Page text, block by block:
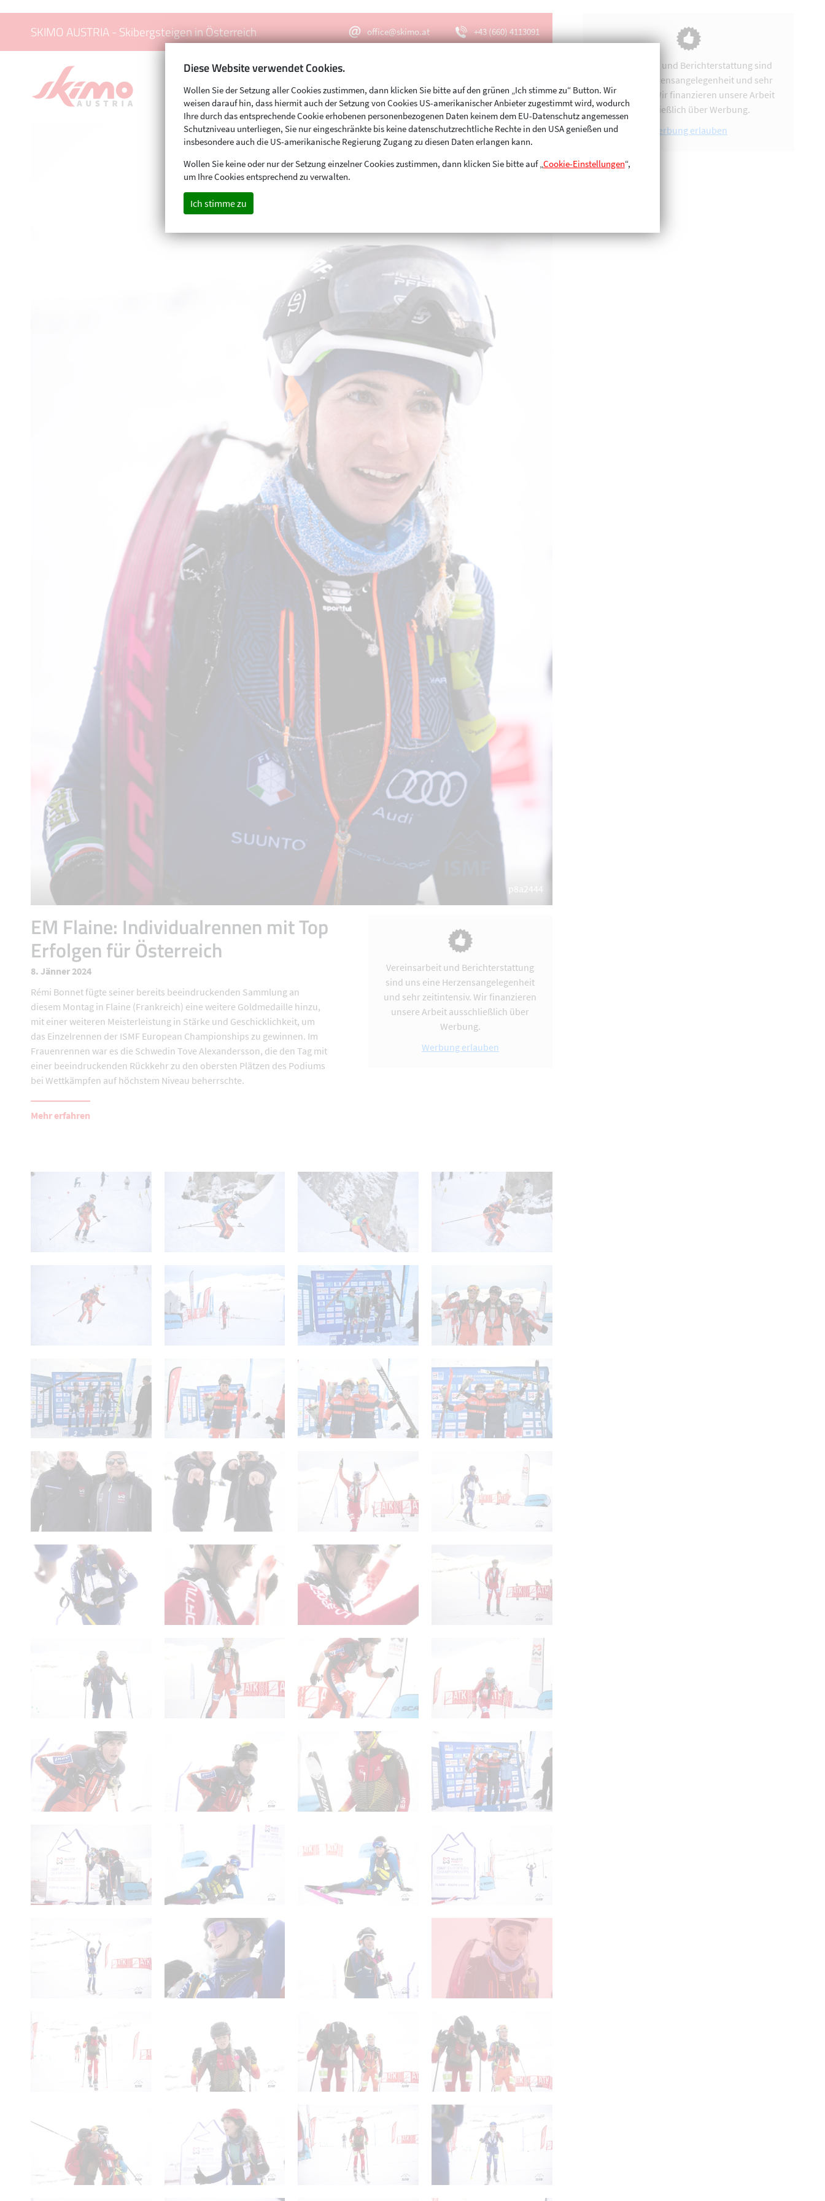
SKIMO AUSTRIA - Skibergsteigen in Österreich office@skimo.at +43 (660) 4113091
Menu
p8a2444
EM Flaine: Individualrennen mit Top
Erfolgen für Österreich
8. Jänner 2024
Rémi Bonnet fügte seiner bereits beeindruckenden Sammlung an
diesem Montag in Flaine (Frankreich) eine weitere Goldmedaille hinzu,
mit einer weiteren Meisterleistung in Stärke und Geschicklichkeit, um
das Einzelrennen der ISMF European Championships zu gewinnen. Im
Frauenrennen war es die Schwedin Tove Alexandersson, die den Tag mit
einer beeindruckenden Rückkehr zu den obersten Plätzen des Podiums
bei Wettkämpfen auf höchstem Niveau beherrschte.
Mehr erfahren
Vereinsarbeit und Berichterstattung
sind uns eine Herzensangelegenheit
und sehr zeitintensiv. Wir finanzieren
unsere Arbeit ausschließlich über
Werbung.
Werbung erlauben
Vereinsarbeit und Berichterstattung sind
uns eine Herzensangelegenheit und sehr
zeitintensiv. Wir finanzieren unsere Arbeit
ausschließlich über Werbung.
Werbung erlauben
Diese Website verwendet Cookies.
Wollen Sie der Setzung aller Cookies zustimmen, dann klicken Sie bitte auf den grünen „Ich stimme zu“ Button. Wir
weisen darauf hin, dass hiermit auch der Setzung von Cookies US-amerikanischer Anbieter zugestimmt wird, wodurch
Ihre durch das entsprechende Cookie erhobenen personenbezogenen Daten keinem dem EU-Datenschutz angemessen
Schutzniveau unterliegen, Sie nur eingeschränkte bis keine datenschutzrechtliche Rechte in den USA genießen und
insbesondere auch die US-amerikanische Regierung Zugang zu diesen Daten erlangen kann.
Wollen Sie keine oder nur der Setzung einzelner Cookies zustimmen, dann klicken Sie bitte auf „Cookie-Einstellungen“,
um Ihre Cookies entsprechend zu verwalten.
Ich stimme zu